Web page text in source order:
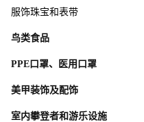
服饰珠宝和表带
鸟类食品
PPE 口罩、医用口罩
美甲装饰及配饰
室内攀登者和游乐设施